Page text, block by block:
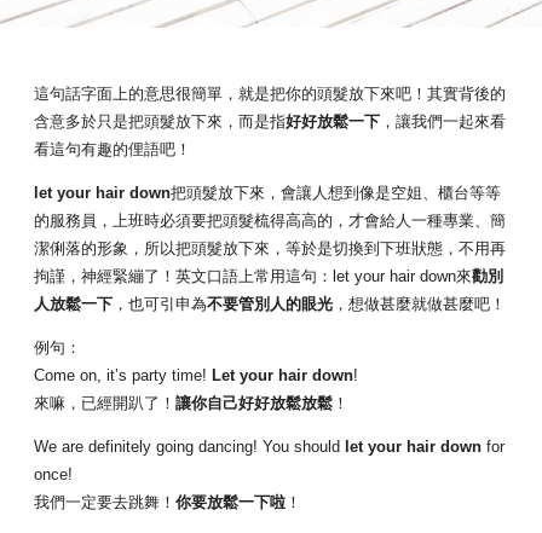
這句話字面上的意思很簡單，就是把你的頭髮放下來吧！其實背後的
含意多於只是把頭髮放下來，而是指好好放鬆一下 ，讓我們一起來看
看這句有趣的俚語吧！
let your hair down把頭髮放下來，會讓人想到像是空姐、櫃台等等
的服務員，上班時必須要把頭髮梳得高高的，才會給人一種專業、簡
潔俐落的形象，所以把頭髮放下來，等於是切換到下班狀態，不用再
拘謹，神經緊繃了！英文口語上常用這句：let your hair down來勸別
人放鬆一下 ，也可引申為不要管別人的眼光 ，想做甚麼就做甚麼吧！
例句：
Come on, it’s party time! Let your hair down!
來嘛，已經開趴了！ 讓你自己好好放鬆放鬆 ！
We are definitely going dancing! You should let your hair down for
once!
我們一定要去跳舞！ 你要放鬆一下啦 ！